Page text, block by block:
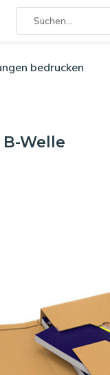
bedrucken
Welle